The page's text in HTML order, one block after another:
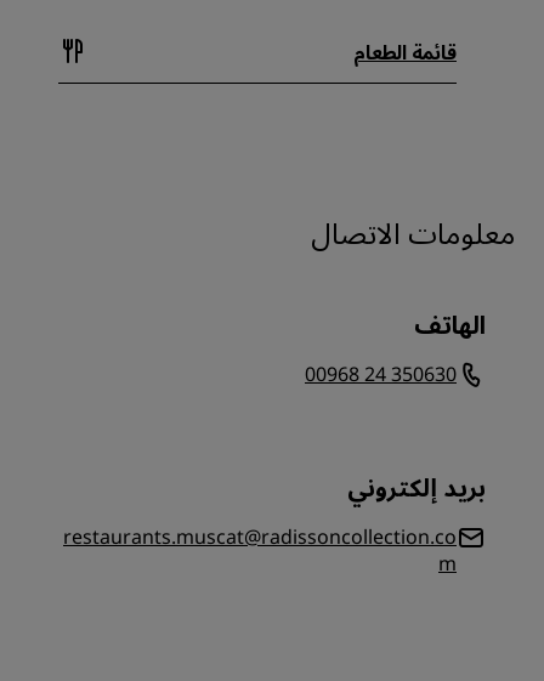
قائمة الطعام
معلومات الاتصال
الهاتف
00968 24 350630
بريد إلكتروني
restaurants.muscat@radissoncollection.co
m